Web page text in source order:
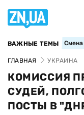
ВАЖНЫЕ ТЕМЫ Смена
ГЛАВНАЯ УКРАИНА
КОМИССИЯ
СУДЕЙ,
ПОСТЫ В